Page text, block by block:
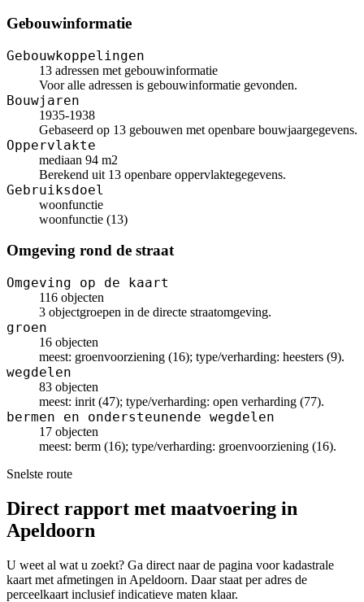
Gebouwinformatie
Gebouwkoppelingen
13 adressen met gebouwinformatie
Voor alle adressen is gebouwinformatie gevonden.
Bouwjaren
1935-1938
Gebaseerd op 13 gebouwen met openbare bouwjaargegevens.
Oppervlakte
mediaan 94 m2
Berekend uit 13 openbare oppervlaktegegevens.
Gebruiksdoel
woonfunctie
woonfunctie (13)
Omgeving rond de straat
Omgeving op de kaart
116 objecten
3 objectgroepen in de directe straatomgeving.
groen
16 objecten
meest: groenvoorziening (16); type/verharding: heesters (9).
wegdelen
83 objecten
meest: inrit (47); type/verharding: open verharding (77).
bermen en ondersteunende wegdelen
17 objecten
meest: berm (16); type/verharding: groenvoorziening (16).
Snelste route
Direct rapport met maatvoering in
Apeldoorn
U weet al wat u zoekt? Ga direct naar de pagina voor kadastrale
kaart met afmetingen in Apeldoorn. Daar staat per adres de
perceelkaart inclusief indicatieve maten klaar.